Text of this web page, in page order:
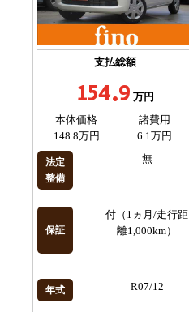
支払総額
154.9 万円
本体価格
148.8万円
諸費用
6.1万円
法定
整備
無
保証
付（1ヵ月/走行距
離1,000km）
年式 R07/12